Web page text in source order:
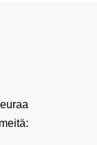
meitä: